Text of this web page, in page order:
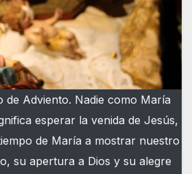
de Adviento. Nadie como María
esperar la venida de Jesús,
de María a mostrar nuestro
su apertura a Dios y su alegre